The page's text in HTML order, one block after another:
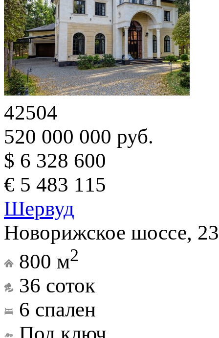
42504
520 000 000 руб.
$ 6 328 600
€ 5 483 115
Шервуд
Новорижское шоссе,
800 м2
36 соток
6 спален
Под ключ